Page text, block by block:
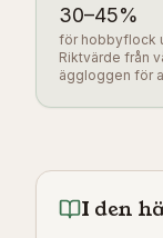
30–45%
för hobbyflock
Riktvärde från
äggloggen för
I den